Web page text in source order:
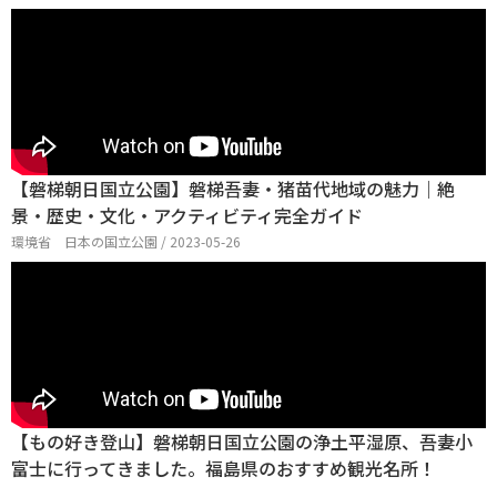
【磐梯朝日国立公園】磐梯吾妻・猪苗代地域の魅力｜絶
景・歴史・文化・アクティビティ完全ガイド
環境省 日本の国立公園 / 2023-05-26
【もの好き登山】磐梯朝日国立公園の浄土平湿原、吾妻小
富士に行ってきました。福島県のおすすめ観光名所！